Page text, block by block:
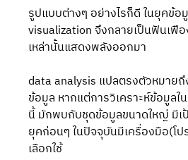
รูปแบบต่างๆ อย่างไรก็ดี ในยุคข้อ
visualization จึงกลายเป็นฟันเฟื
เหล่านั้นแสดงพลังออกมา
data analysis แปลตรงตัวหมายถึ
ข้อมูล หากแต่การวิเคราะห์ข้อมูล
นี้ มักพบกับชุดข้อมูลขนาดใหญ่ มี
ยุคก่อนๆ ในปัจจุบันมีเครื่องมือ(โ
เลือกใช้